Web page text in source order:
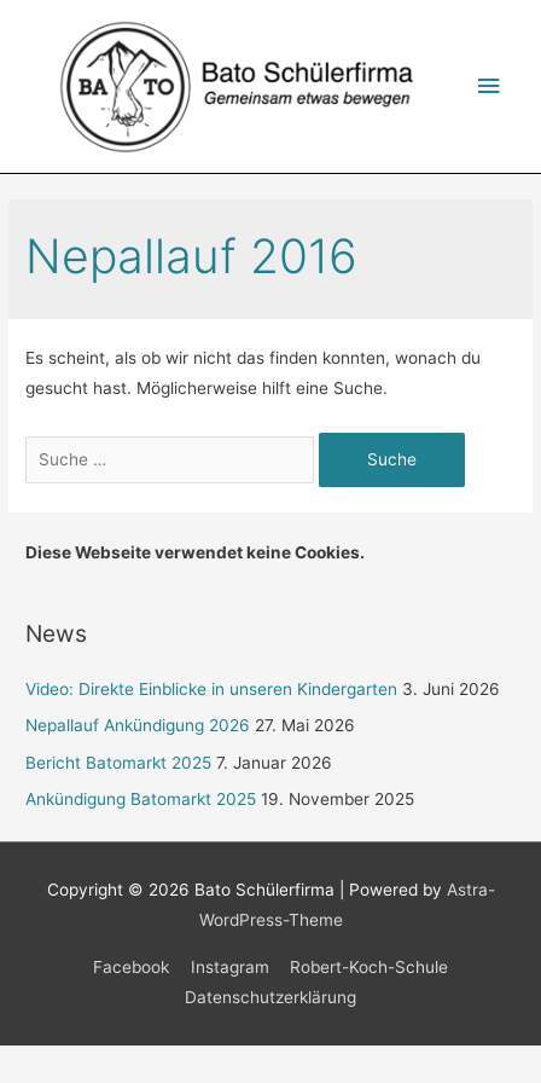
springen
Nepallauf 2016
Es scheint, als ob wir nicht das finden konnten, wonach du
gesucht hast. Möglicherweise hilft eine Suche.
Diese Webseite verwendet keine Cookies.
News
Video: Direkte Einblicke in unseren Kindergarten 3. Juni 2026
Nepallauf Ankündigung 2026 27. Mai 2026
Bericht Batomarkt 2025 7. Januar 2026
Ankündigung Batomarkt 2025 19. November 2025
Copyright © 2026 Bato Schülerfirma | Powered by Astra-
WordPress-Theme
Facebook Instagram
Robert-Koch-Schule
Datenschutzerklärung